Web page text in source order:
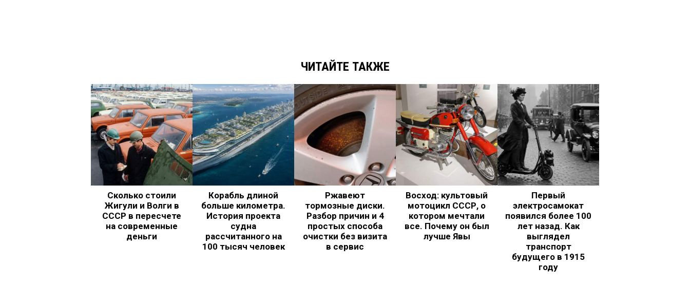
ЧИТАЙТЕ ТАКЖЕ
Сколько стоили
Жигули и Волги в
СССР в пересчете
на современные
деньги
Корабль длиной
больше километра.
История проекта
судна
рассчитанного на
100 тысяч человек
Ржавеют
тормозные диски.
Разбор причин и 4
простых способа
очистки без визита
в сервис
Восход: культовый
мотоцикл СССР, о
котором мечтали
все. Почему он был
лучше Явы
Первый
электросамокат
появился более 100
лет назад. Как
выглядел
транспорт
будущего в 1915
году